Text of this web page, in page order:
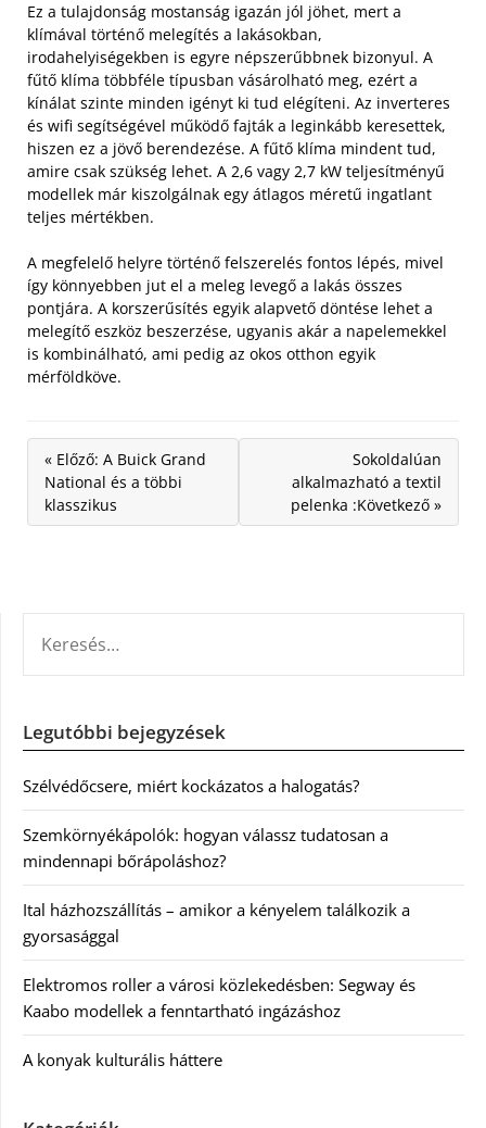
Ez a tulajdonság mostanság igazán jól jöhet, mert a
klímával történő melegítés a lakásokban,
irodahelyiségekben is egyre népszerűbbnek bizonyul. A
fűtő klíma többféle típusban vásárolható meg, ezért a
kínálat szinte minden igényt ki tud elégíteni. Az inverteres
és wifi segítségével működő fajták a leginkább keresettek,
hiszen ez a jövő berendezése. A fűtő klíma mindent tud,
amire csak szükség lehet. A 2,6 vagy 2,7 kW teljesítményű
modellek már kiszolgálnak egy átlagos méretű ingatlant
teljes mértékben.
A megfelelő helyre történő felszerelés fontos lépés, mivel
így könnyebben jut el a meleg levegő a lakás összes
pontjára. A korszerűsítés egyik alapvető döntése lehet a
melegítő eszköz beszerzése, ugyanis akár a napelemekkel
is kombinálható, ami pedig az okos otthon egyik
mérföldköve.
« Előző: A Buick Grand
National és a többi
klasszikus
Sokoldalúan
alkalmazható a textil
pelenka :Következő »
Legutóbbi bejegyzések
Szélvédőcsere, miért kockázatos a halogatás?
Szemkörnyékápolók: hogyan válassz tudatosan a
mindennapi bőrápoláshoz?
Ital házhozszállítás – amikor a kényelem találkozik a
gyorsasággal
Elektromos roller a városi közlekedésben: Segway és
Kaabo modellek a fenntartható ingázáshoz
A konyak kulturális háttere